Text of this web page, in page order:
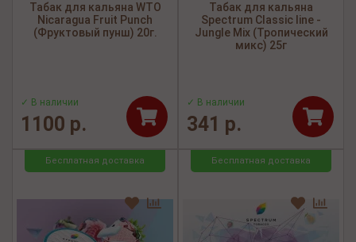
Табак для кальяна WTO
Nicaragua Fruit Punch
(Фруктовый пунш) 20г.
✓ В наличии
1100 р.
Табак для кальяна
Spectrum Classic line -
Jungle Mix (Тропический
микс) 25г
✓ В наличии
341 р.
Бесплатная доставка Бесплатная доставка